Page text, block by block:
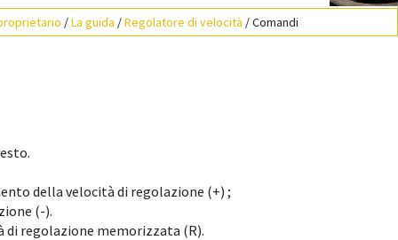
/La guida /Regolatore di velocità / Comandi
della velocità di regolazione (+) ;
(-).
regolazione memorizzata (R).